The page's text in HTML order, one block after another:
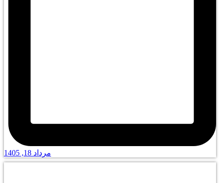
مرداد 18, 1405